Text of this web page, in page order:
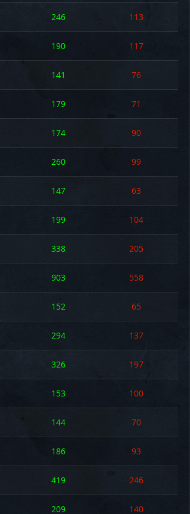
246 113
190 117
141 76
179 71
174 90
260 99
147 63
199 104
338 205
903 558
152 65
294 137
326 197
153 100
144 70
186 93
419 246
209 140